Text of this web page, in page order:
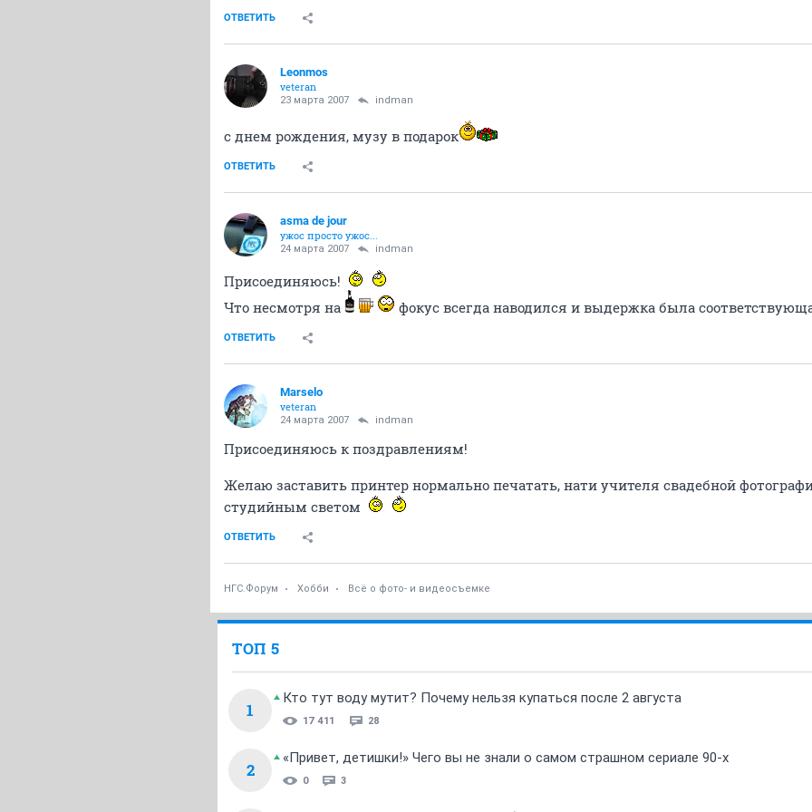
ОТВЕТИТЬ
Leonmos
veteran
23 марта 2007 indman
с днем рождения, музу в подарок
ОТВЕТИТЬ
asma de jour
ужос просто ужос...
24 марта 2007 indman
Присоединяюсь!
Что несмотря на
фокус всегда наводился и выдержка была
ОТВЕТИТЬ
Marselo
veteran
24 марта 2007 indman
Присоединяюсь к поздравлениям!
Желаю заставить принтер нормально печатать, нати учителя свадебной
студийным светом
ОТВЕТИТЬ
НГС.Форум Хобби Всё о фото- и видеосъемке
ТОП 5
1
Кто тут воду мутит? Почему нельзя купаться после 2 августа
17 411 28
2
«Привет, детишки!» Чего вы не знали о самом страшном сериале 90-х
0 3